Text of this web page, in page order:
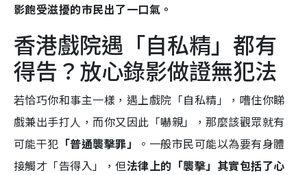
影飽受滋擾的市民出了一口氣。
香港戲院遇「自私精」都有
得告？放心錄影做證無犯法
若恰巧你和事主一樣，遇上戲院「自私精」，嘈住你睇
戲兼出手打人，而你又因此「嚇親」，那麼該觀眾就有
可能干犯 「普通襲擊罪」
。一般市民可能以為要有身體
接觸才「告得入」，但法律上的「襲擊」其實包括了心